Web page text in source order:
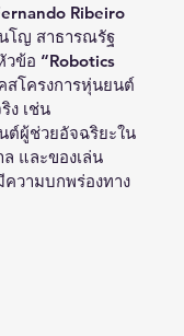
โญ สาธารณรัฐ
วข้อ “Robotics
สโครงการหุ่นยนต์
ง เช่น
ต์ผู้ช่วยอัจฉริยะใน
และของเล่น
วามบกพร่องทาง